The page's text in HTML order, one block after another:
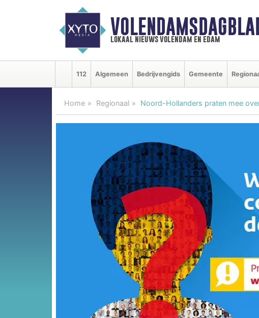
lokaal nieuws volendam en edam
112 Algemeen Bedrijvengids Gemeente
Home Regionaal Noord-Hollanders praten mee